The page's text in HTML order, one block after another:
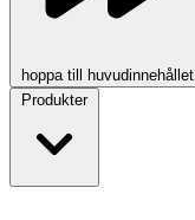
hoppa till huvudinnehållet
Produkter